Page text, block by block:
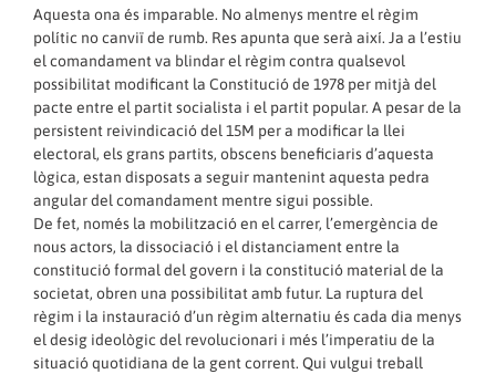
Aquesta ona és imparable. No almenys mentre el règim
polític no canviï de rumb. Res apunta que serà així. Ja a l’estiu
el comandament va blindar el règim contra qualsevol
possibilitat modificant la Constitució de 1978 per mitjà del
pacte entre el partit socialista i el partit popular. A pesar de la
persistent reivindicació del 15M per a modificar la llei
electoral, els grans partits, obscens beneficiaris d’aquesta
lògica, estan disposats a seguir mantenint aquesta pedra
angular del comandament mentre sigui possible.
De fet, només la mobilització en el carrer, l’emergència de
nous actors, la dissociació i el distanciament entre la
constitució formal del govern i la constitució material de la
societat, obren una possibilitat amb futur. La ruptura del
règim i la instauració d’un règim alternatiu és cada dia menys
el desig ideològic del revolucionari i més l’imperatiu de la
situació quotidiana de la gent corrent. Qui vulgui treball